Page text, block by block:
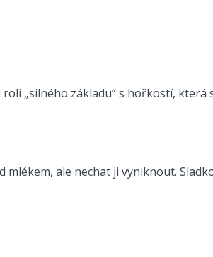
„silného základu“ s hořkostí, která
ale nechat ji vyniknout.